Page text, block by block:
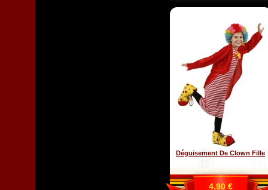
Déguisement De Clown Fille
4,90 €